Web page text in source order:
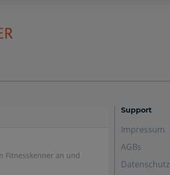
Fitnesskenner an und
Support
Impressum
AGBs